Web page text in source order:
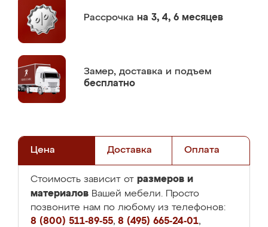
Рассрочка на 3, 4, 6 месяцев
Замер, доставка и подъем
бесплатно
Цена Доставка Оплата
Стоимость зависит от размеров и
материалов Вашей мебели. Просто
позвоните нам по любому из телефонов:
8 (800) 511-89-55, 8 (495) 665-24-01,